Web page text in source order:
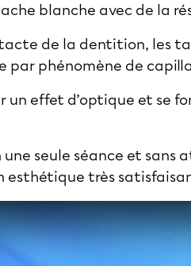
blanche avec de la
de la dentition, les
par phénomène de
un effet d’optique et se
seule séance et
esthétique très